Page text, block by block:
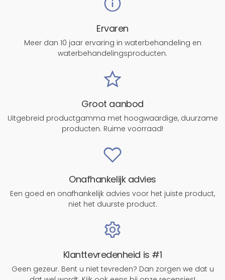
Ervaren
Meer dan 10 jaar ervaring in waterbehandeling en
waterbehandelingsproducten.
Groot aanbod
Uitgebreid productgamma met hoogwaardige, duurzame
producten. Ruime voorraad!
Onafhankelijk advies
Een goed en onafhankelijk advies voor het juiste product,
niet het duurste product.
Klanttevredenheid is #1
Geen gezeur. Bent u niet tevreden? Dan zorgen we dat u